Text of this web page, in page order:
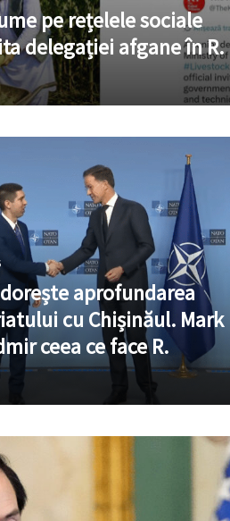
pe rețelele sociale
delegației afgane în R.
dorește aprofundarea
cu Chișinăul. Mark
ceea ce face R.